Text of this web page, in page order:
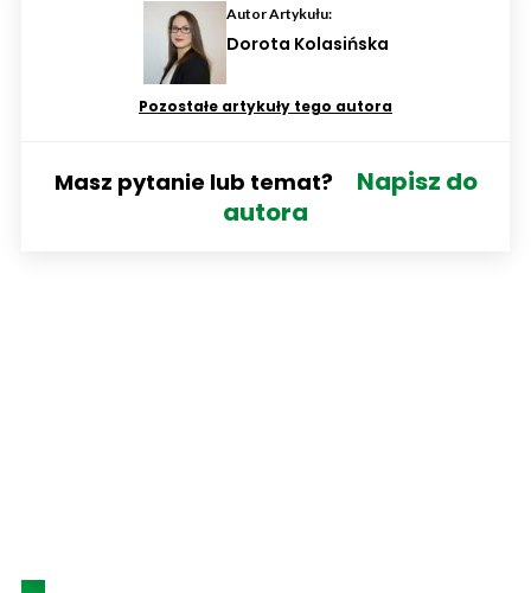
Autor Artykułu:
Dorota Kolasińska
Pozostałe artykuły tego autora
Masz pytanie lub temat?
Napisz do
autora